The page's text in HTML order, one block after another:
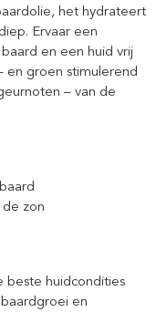
het hydrateert
Ervaar een
en een huid vrij
en groen stimulerend
– van de
zon
beste huidcondities
en